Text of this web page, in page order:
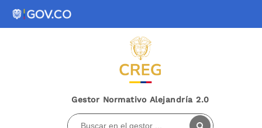
Gestor Normativo Alejandría 2.0